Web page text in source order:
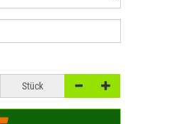
Stück